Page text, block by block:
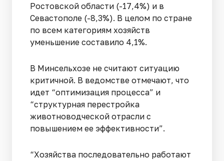
Ростовской области (-17,4%) и в
Севастополе (-8,3%). В целом по стране
по всем категориям хозяйств
уменьшение составило 4,1%.
В Минсельхозе не считают ситуацию
критичной. В ведомстве отмечают, что
идет “оптимизация процесса” и
“структурная перестройка
животноводческой отрасли с
повышением ее эффективности”.
“Хозяйства последовательно работают